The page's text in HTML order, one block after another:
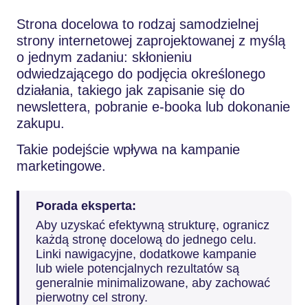
Strona docelowa to rodzaj samodzielnej
strony internetowej zaprojektowanej z myślą
o jednym zadaniu: skłonieniu
odwiedzającego do podjęcia określonego
działania, takiego jak zapisanie się do
newslettera, pobranie e-booka lub dokonanie
zakupu.
Takie podejście wpływa na kampanie
marketingowe.
Porada eksperta:
Aby uzyskać efektywną strukturę, ogranicz
każdą stronę docelową do jednego celu.
Linki nawigacyjne, dodatkowe kampanie
lub wiele potencjalnych rezultatów są
generalnie minimalizowane, aby zachować
pierwotny cel strony.